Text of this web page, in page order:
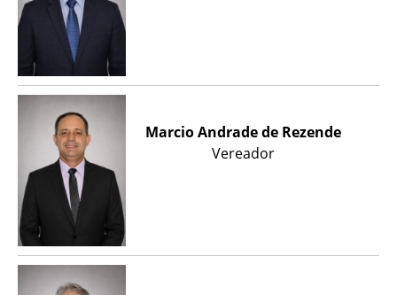
Marcio Andrade de Rezende
Vereador